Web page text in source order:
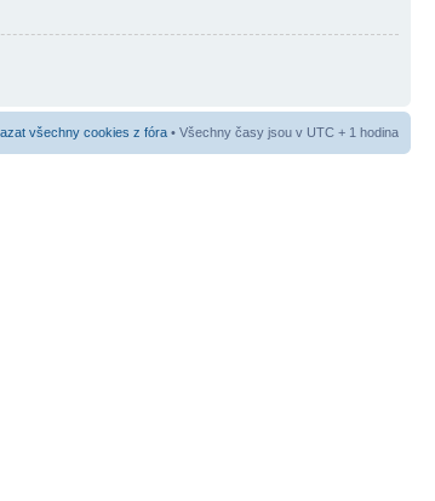
všechny cookies z fóra • Všechny časy jsou v UTC + 1 hodina